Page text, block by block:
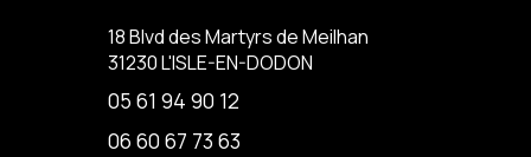
18 Blvd des Martyrs de Meilhan
31230L'ISLE-EN-DODON
05 61 94 90 12
06 60 67 73 63